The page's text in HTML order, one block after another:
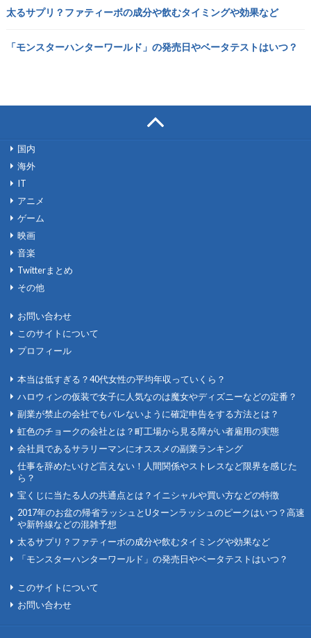
太るサプリ？ファティーボの成分や飲むタイミングや効果など
「モンスターハンターワールド」の発売日やベータテストはいつ？
国内
海外
IT
アニメ
ゲーム
映画
音楽
Twitterまとめ
その他
お問い合わせ
このサイトについて
プロフィール
本当は低すぎる？40代女性の平均年収っていくら？
ハロウィンの仮装で女子に人気なのは魔女やディズニーなどの定番？
副業が禁止の会社でもバレないように確定申告をする方法とは？
虹色のチョークの会社とは？町工場から見る障がい者雇用の実態
会社員であるサラリーマンにオススメの副業ランキング
仕事を辞めたいけど言えない！人間関係やストレスなど限界を感じた
ら？
宝くじに当たる人の共通点とは？イニシャルや買い方などの特徴
2017年のお盆の帰省ラッシュとUターンラッシュのピークはいつ？高速
や新幹線などの混雑予想
太るサプリ？ファティーボの成分や飲むタイミングや効果など
「モンスターハンターワールド」の発売日やベータテストはいつ？
このサイトについて
お問い合わせ